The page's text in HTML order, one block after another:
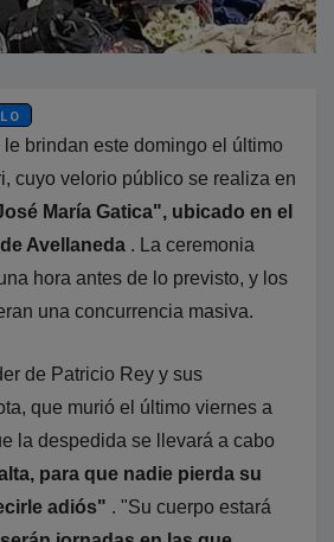
brindan este domingo el último
cuyo velorio público se realiza en
María Gatica", ubicado en el
Avellaneda . La ceremonia
hora antes de lo previsto, y los
una concurrencia masiva.
de Patricio Rey y sus
que murió el último viernes a
la despedida se llevará a cabo
para que nadie pierda su
adiós" . "Su cuerpo estará